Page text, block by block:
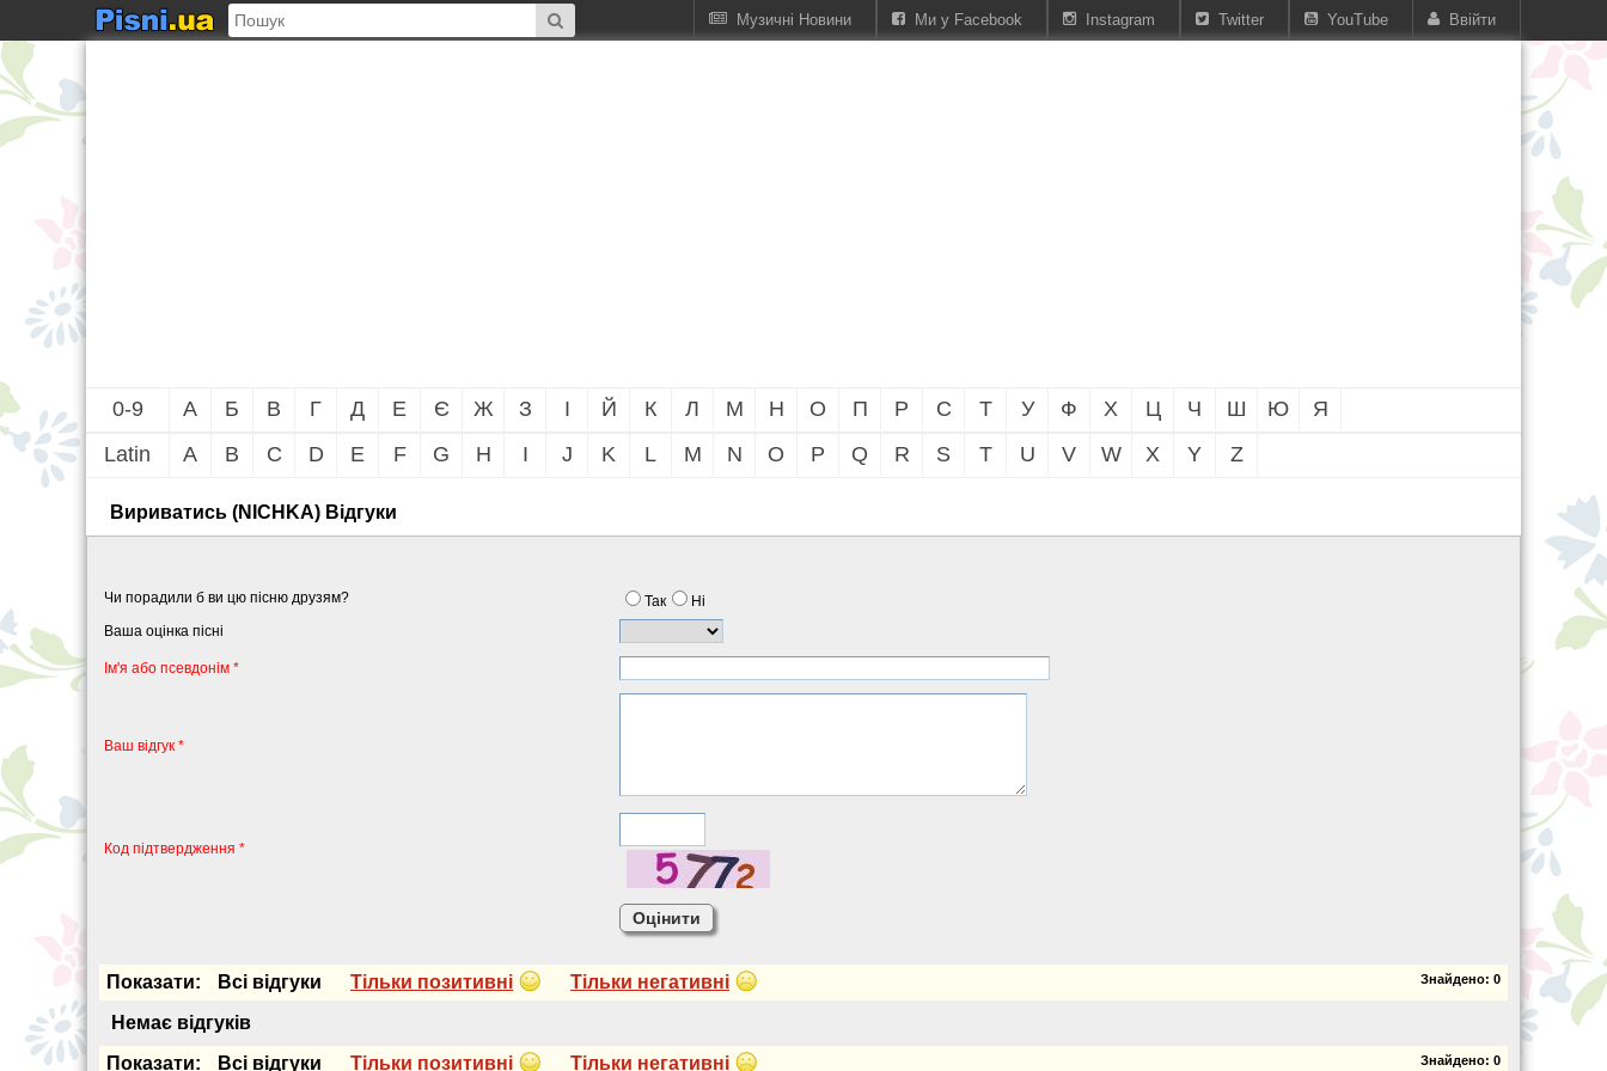
Ввійти
YouTube
Twitter
Instagram
Ми у Facebook
Музичні Новини
0-9 А Б В Г Д Е Є Ж З І Й К Л М Н О П Р С Т У Ф Х Ц Ч Ш Ю
Я
Latin
A B C D E F G H I J K L M N O P Q R S T U V W X Y Z
Вириватись (NICHKA) Вiдгуки
Чи порадили б ви цю пісню друзям? Так
Нi
Ваша оцінка пісні
Iм'я або псевдонiм *
Ваш відгук *
Код підтвердження *
Знайдено: 0
Показати: Всi вiдгуки Тiльки позитивнi
Тiльки негативнi
Немає вiдгукiв
Знайдено: 0
Показати: Всi вiдгуки Тiльки позитивнi Тiльки негативнi